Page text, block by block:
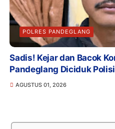
POLRES PANDEGLANG
Sadis! Kejar dan Bacok
Pandeglang Diciduk Polisi
AGUSTUS 01, 2026